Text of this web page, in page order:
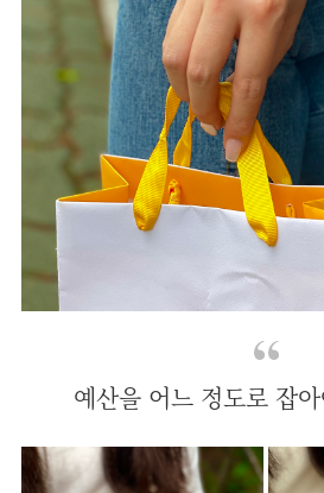
예산을 어느 정도로 잡